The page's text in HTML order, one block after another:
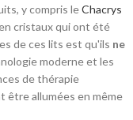
y compris leChacrys
cristaux qui ont été
de ces lits est qu'ils ne
moderne et les
de thérapie
être allumées en même